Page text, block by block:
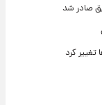
صادر شد